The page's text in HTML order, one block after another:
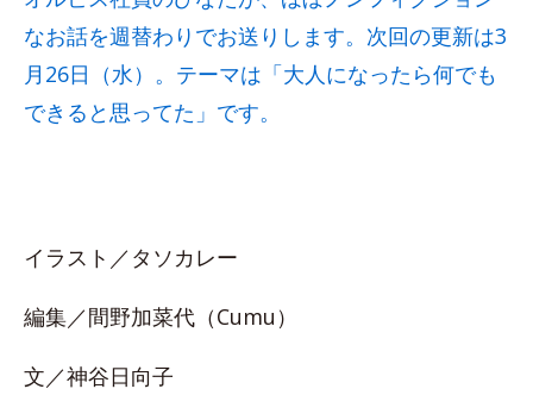
なお話を週替わりでお送りします。次回の更新は3
月26日（水）。テーマは「大人になったら何でも
できると思ってた」です。
イラスト／タソカレー
編集／間野加菜代（Cumu）
文／神谷日向子